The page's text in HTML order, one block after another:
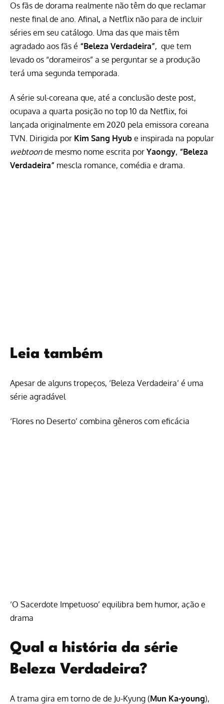
Os fãs de dorama realmente não têm do que reclamar
neste final de ano. Afinal, a Netflix não para de incluir
séries em seu catálogo. Uma das que mais têm
agradado aos fãs é “Beleza Verdadeira”, que tem
levado os “dorameiros” a se perguntar se a produção
terá uma segunda temporada.
A série sul-coreana que, até a conclusão deste post,
ocupava a quarta posição no top 10 da Netflix, foi
lançada originalmente em 2020 pela emissora coreana
TVN. Dirigida por Kim Sang Hyub e inspirada na popular
webtoonde mesmo nome escrita por Yaongy, “Beleza
Verdadeira” mescla romance, comédia e drama.
Leia também
Apesar de alguns tropeços, ‘Beleza Verdadeira’ é uma
série agradável
‘Flores no Deserto’ combina gêneros com eficácia
‘O Sacerdote Impetuoso’ equilibra bem humor, ação e
drama
Qual a história da série
Beleza Verdadeira?
A trama gira em torno de de Ju-Kyung (Mun Ka-young),